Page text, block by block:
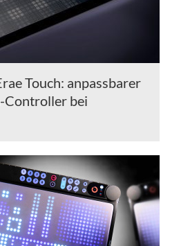
Touch: anpassbarer
Controller bei